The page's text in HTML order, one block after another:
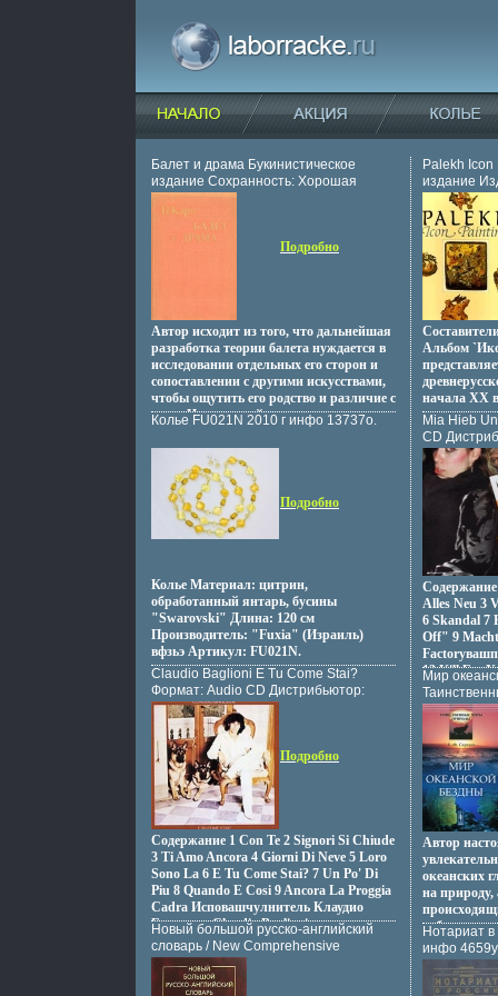
Балет и драма Букинистическое
издание Сохранность: Хорошая
Издательство: Искусство
Ленинградское отделение, 1980 г
Твердый переплет, 246 стр Тираж:
10000 экз Формат: 60x90/16
Подробно
Автор исходит из того, что дальнейшая
разработка теории балета нуждается в
исследовании отдельных его сторон и
сопоставлении с другими искусствами,
чтобы ощутить его родство и различие с
ними Цель данной книгващдьи -
установить связи, сходство и различия
между драмой и балетом, определить
специфику балетного искусства,
прояснить природу драматического в
балете Книга рассчитана на
специалистов - практиков и теоретиков
балетного театра Автор Поэль Карп.
Колье FU021N 2010 г инфо 13737o.
Подробно
Колье Материал: цитрин,
обработанный янтарь, бусины
"Swarovski" Длина: 120 см
Производитель: "Fuxia" (Израиль)
вфзьэ Артикул: FU021N.
Claudio Baglioni E Tu Come Stai?
Формат: Audio CD Дистрибьютор:
Columbia Лицензионные товары
Характеристики аудионосителей
1990 г Альбом: Импортное издание
инфо 12994z.
Подробно
Содержание 1 Con Te 2 Signori Si Chiude
3 Ti Amo Ancora 4 Giorni Di Neve 5 Loro
Sono La 6 E Tu Come Stai? 7 Un Po' Di
Piu 8 Quando E Cosi 9 Ancora La Proggia
Cadra Исповашчулнитель Клаудио
Баглиони Claudio Baglioni.
Новый большой русско-английский
словарь / New Comprehensive
Russian-English Dictionary
Букинистическое издание
Palekh Icon
издание
1994 г
01-004418-
(~220x240
Альбом
начала XX
русском и
Автор
автор).
Mia Hieb
CD
1994 г
инфо
Содержание
Alles Neu 3
6 Skandal 7
Off" 9
13 Kill For
MIA.
Мир
12826o.
Автор
океанских
на природу,
добычи
этом
данные
Нотариат
инфо